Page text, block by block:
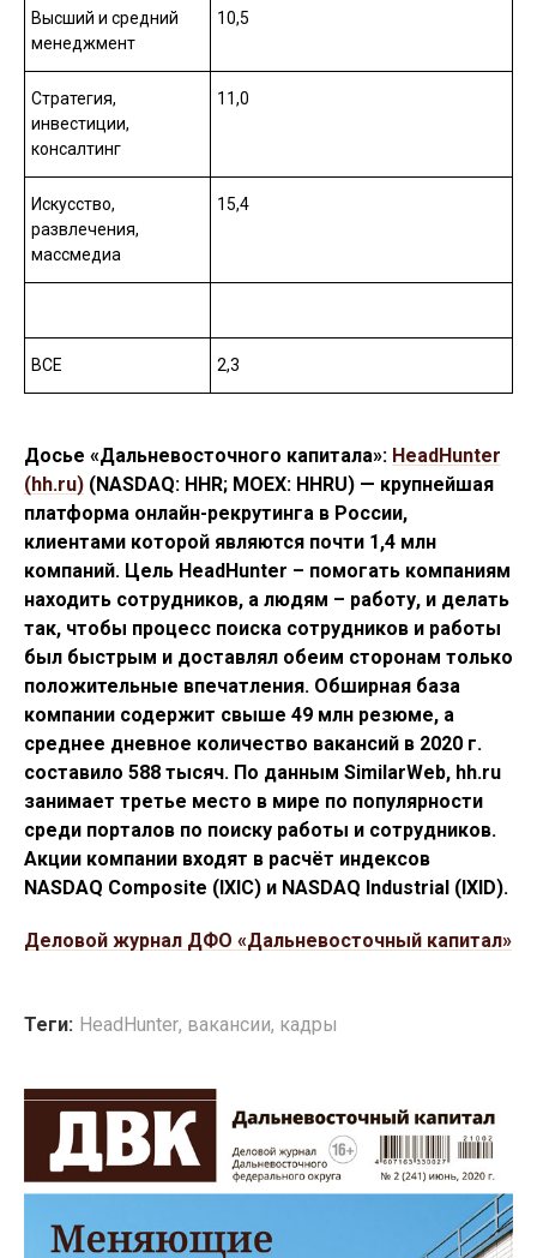
Высший и средний
менеджмент
10,5
Стратегия,
инвестиции,
консалтинг
11,0
Искусство,
развлечения,
массмедиа
15,4
ВСЕ 2,3
Досье «Дальневосточного капитала»: HeadHunter
(hh.ru) (NASDAQ: HHR; MOEX: HHRU) — крупнейшая
платформа онлайн-рекрутинга в России,
клиентами которой являются почти 1,4 млн
компаний. Цель HeadHunter – помогать компаниям
находить сотрудников, а людям – работу, и делать
так, чтобы процесс поиска сотрудников и работы
был быстрым и доставлял обеим сторонам только
положительные впечатления. Обширная база
компании содержит свыше 49 млн резюме, а
среднее дневное количество вакансий в 2020 г.
составило 588 тысяч. По данным SimilarWeb, hh.ru
занимает третье место в мире по популярности
среди порталов по поиску работы и сотрудников.
Акции компании входят в расчёт индексов
NASDAQ Composite (IXIC) и NASDAQ Industrial (IXID).
Деловой журнал ДФО «Дальневосточный капитал»
Теги: HeadHunter, вакансии, кадры